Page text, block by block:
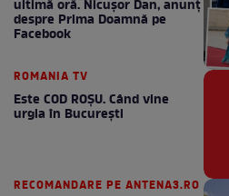
ultimă oră. Nicuşor Dan, anunţ
despre Prima Doamnă pe
Facebook
ROMANIA TV
Este COD ROŞU. Când vine
urgia în Bucureşti
RECOMANDARE PE ANTENA3.RO